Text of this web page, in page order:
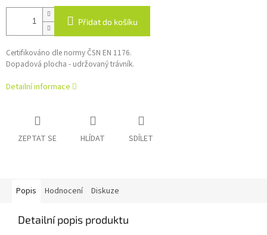
Přidat do košíku
Certifikováno dle normy ČSN EN 1176.
Dopadová plocha - udržovaný trávník.
Detailní informace
ZEPTAT SE HLÍDAT SDÍLET
Popis Hodnocení Diskuze
Detailní popis produktu